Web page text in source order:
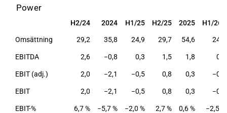
Power
H2/24 2024 H1/25 H2/25 2025 H1/26e
H2/24 2024 H1/25 H2/25 2025 H1/26e
Omsättning 29,2 35,8 24,9 29,7 54,6 24,7
EBITDA 2,6 −0,8 0,3 1,5 1,8 0,1
EBIT (adj.) 2,0 −2,1 −0,5 0,8 0,3 −0,6
EBIT 2,0 −2,1 −0,5 0,8 0,3 −0,6
EBIT-% 6,7 % −5,7 % −2,0 % 2,7 % 0,6 % −2,5 %